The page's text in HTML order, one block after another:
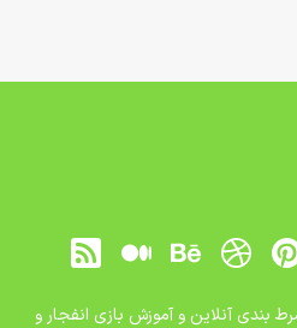
بندی آنلاین و آموزش بازی انفجار و